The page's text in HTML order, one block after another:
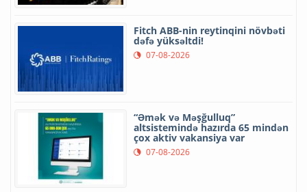
Fitch ABB-nin reytinqini növbəti
dəfə yüksəltdi!
07-08-2026
“Əmək və Məşğulluq”
altsistemində hazırda 65 mindən
çox aktiv vakansiya var
07-08-2026